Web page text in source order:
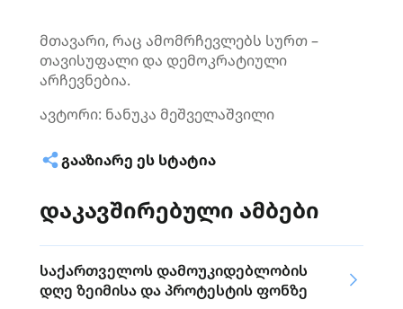
მთავარი, რაც ამომრჩევლებს სურთ –
თავისუფალი და დემოკრატიული
არჩევნებია.
ავტორი: ნანუკა მეშველაშვილი
ᲒᲐᲐᲖᲘᲐᲠᲔ ᲔᲡ ᲡᲢᲐᲢᲘᲐ
დაკავშირებული ამბები
საქართველოს დამოუკიდებლობის
დღე ზეიმისა და პროტესტის ფონზე